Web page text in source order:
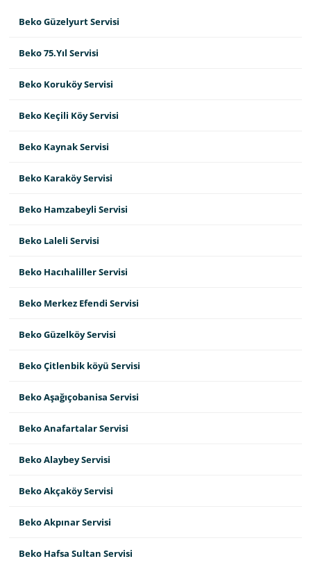
Beko Güzelyurt Servisi
Beko 75.Yıl Servisi
Beko Koruköy Servisi
Beko Keçili Köy Servisi
Beko Kaynak Servisi
Beko Karaköy Servisi
Beko Hamzabeyli Servisi
Beko Laleli Servisi
Beko Hacıhaliller Servisi
Beko Merkez Efendi Servisi
Beko Güzelköy Servisi
Beko Çitlenbik köyü Servisi
Beko Aşağıçobanisa Servisi
Beko Anafartalar Servisi
Beko Alaybey Servisi
Beko Akçaköy Servisi
Beko Akpınar Servisi
Beko Hafsa Sultan Servisi